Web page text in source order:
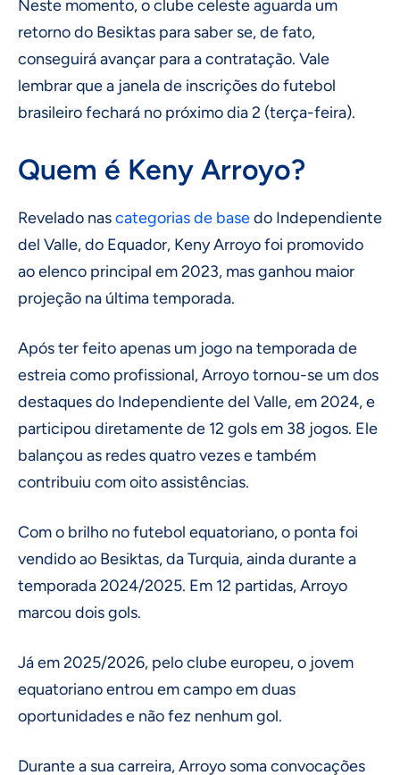
Neste momento, o clube celeste aguarda um
retorno do Besiktas para saber se, de fato,
conseguirá avançar para a contratação. Vale
lembrar que a janela de inscrições do futebol
brasileiro fechará no próximo dia 2 (terça-feira).
Quem é Keny Arroyo?
Revelado nascategorias de basedo Independiente
del Valle, do Equador, Keny Arroyo foi promovido
ao elenco principal em 2023, mas ganhou maior
projeção na última temporada.
Após ter feito apenas um jogo na temporada de
estreia como profissional, Arroyo tornou-se um dos
destaques do Independiente del Valle, em 2024, e
participou diretamente de 12 gols em 38 jogos. Ele
balançou as redes quatro vezes e também
contribuiu com oito assistências.
Com o brilho no futebol equatoriano, o ponta foi
vendido ao Besiktas, da Turquia, ainda durante a
temporada 2024/2025. Em 12 partidas, Arroyo
marcou dois gols.
Já em 2025/2026, pelo clube europeu, o jovem
equatoriano entrou em campo em duas
oportunidades e não fez nenhum gol.
Durante a sua carreira, Arroyo soma convocações